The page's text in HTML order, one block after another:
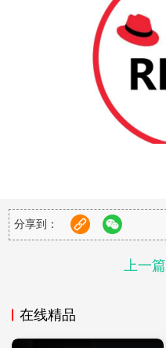
选择授权培训认证中心：
这些中心会负责考试的预
分享到：
上一篇
在线精品